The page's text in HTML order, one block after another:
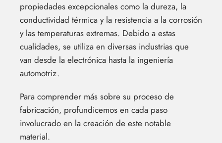
propiedades excepcionales como la dureza, la
conductividad térmica y la resistencia a la corrosión
y las temperaturas extremas. Debido a estas
cualidades, se utiliza en diversas industrias que
van desde la electrónica hasta la ingeniería
automotriz.
Para comprender más sobre su proceso de
fabricación, profundicemos en cada paso
involucrado en la creación de este notable
material.